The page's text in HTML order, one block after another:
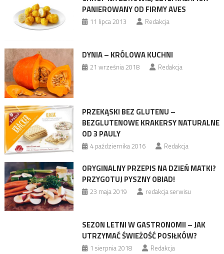
PANIEROWANY OD FIRMY AVES
11 lipca 2013 Redakcja
DYNIA – KRÓLOWA KUCHNI
21 września 2018 Redakcja
PRZEKĄSKI BEZ GLUTENU –
BEZGLUTENOWE KRAKERSY NATURALNE
OD 3 PAULY
4 października 2016 Redakcja
ORYGINALNY PRZEPIS NA DZIEŃ MATKI?
PRZYGOTUJ PYSZNY OBIAD!
23 maja 2019 redakcja serwisu
SEZON LETNI W GASTRONOMII – JAK
UTRZYMAĆ ŚWIEŻOŚĆ POSIŁKÓW?
1 sierpnia 2018 Redakcja